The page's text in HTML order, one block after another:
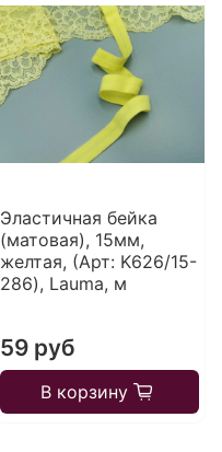
Эластичная бейка
(матовая), 15мм,
желтая, (Арт: K626/15-
286), Lauma, м
59 руб
В корзину